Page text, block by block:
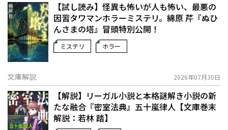
【試し読み】怪異も怖いが人も怖い、最悪の
因習タワマンホラーミステリ。綿原 芹『ぬひ
んさまの塔』冒頭特別公開！
ミステリ ホラー
文庫解説 2026年07月30日
【解説】リーガル小説と本格謎解き小説の新
たな融合――『密室法典』五十嵐律人【文庫巻末
解説：若林 踏】